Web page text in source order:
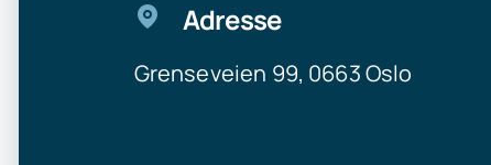
Adresse
Grenseveien 99, 0663 Oslo